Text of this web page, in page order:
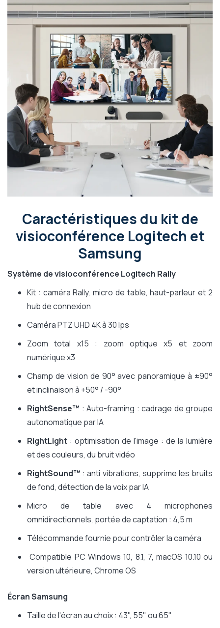
Caractéristiques du kit de
visioconférence Logitech et
Samsung
Système de visioconférence Logitech Rally
Kit : caméra Rally, micro de table, haut-parleur et 2
hub de connexion
Caméra PTZ UHD 4K à 30 Ips
Zoom total x15 : zoom optique x5 et zoom
numérique x3
Champ de vision de 90° avec panoramique à ±90°
et inclinaison à +50° / -90°
RightSense™ : Auto-framing : cadrage de groupe
autonomatique par IA
RightLight : optimisation de l'image : de la lumière
et des couleurs, du bruit vidéo
RightSound™ : anti vibrations, supprime les bruits
de fond, détection de la voix par IA
Micro de table avec 4 microphones
omnidirectionnels, portée de captation : 4,5 m
Télécommande fournie pour contrôler la caméra
Compatible PC Windows 10, 8.1, 7, macOS 10.10 ou
version ultérieure, Chrome OS
Écran Samsung
Taille de l'écran au choix : 43", 55" ou 65"